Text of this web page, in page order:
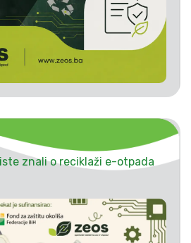
znali o reciklaži e-otpada